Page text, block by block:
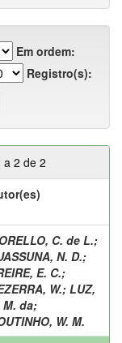
Em ordem:
Registro(s):
a 2 de 2
C. de L.;
N. D.;
E. C.;
W.; LUZ,
M. da;
W. M.